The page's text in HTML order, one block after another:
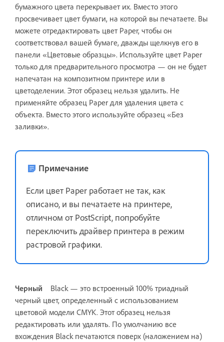
бумажного цвета перекрывает их. Вместо этого
просвечивает цвет бумаги, на которой вы печатаете. Вы
можете отредактировать цвет Paper, чтобы он
соответствовал вашей бумаге, дважды щелкнув его в
панели «Цветовые образцы». Используйте цвет Paper
только для предварительного просмотра — он не будет
напечатан на композитном принтере или в
цветоделении. Этот образец нельзя удалить. Не
применяйте образец Paper для удаления цвета с
объекта. Вместо этого используйте образец «Без
заливки».
Примечание
Если цвет Paper работает не так, как
описано, и вы печатаете на принтере,
отличном от PostScript, попробуйте
переключить драйвер принтера в режим
растровой графики.
Черный
Black — это встроенный 100% триадный
черный цвет, определенный с использованием
цветовой модели CMYK. Этот образец нельзя
редактировать или удалять. По умолчанию все
вхождения Black печатаются поверх (наложением на)